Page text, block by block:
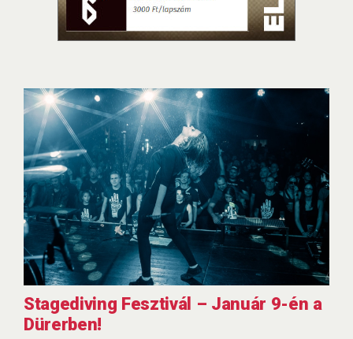
Stagediving Fesztivál – Január 9-én a
Dürerben!